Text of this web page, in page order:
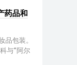
药品和
品包装。
与“阿尔